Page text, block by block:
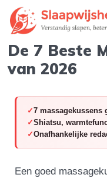
De 7 Beste
van 2026
7 massagekussens
Shiatsu,
Onafhankelijke
Een goed